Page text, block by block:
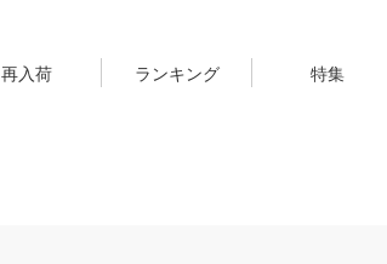
再入荷 ランキング 特集